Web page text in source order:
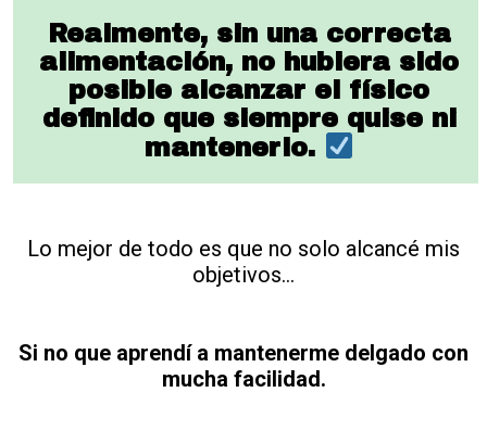
Realmente, sin una correcta
alimentación, no hubiera sido
posible alcanzar el físico
definido que siempre quise ni
mantenerlo.
Lo mejor de todo es que no solo alcancé mis
objetivos...
Si no que aprendí a mantenerme delgado con
mucha facilidad.